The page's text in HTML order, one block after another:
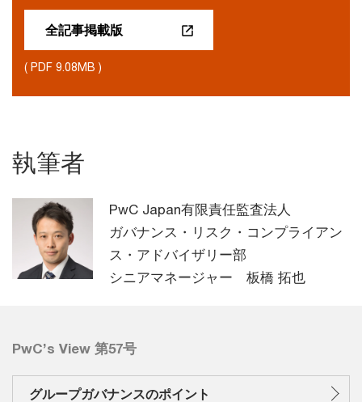
全記事掲載版
( PDF 9.08MB )
執筆者
PwC Japan有限責任監査法人
ガバナンス・リスク・コンプライアン
ス・アドバイザリー部
シニアマネージャー 板橋 拓也
PwC’s View 第57号
グループガバナンスのポイント